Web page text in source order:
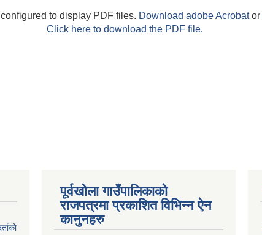
to display PDF files. Download adobe Acrobator
Click here to download the PDF file.
पूर्वखोला गाउँपालिकाको
राजपत्रमा प्रकाशित विभिन्न ऐन
कानुनहरु